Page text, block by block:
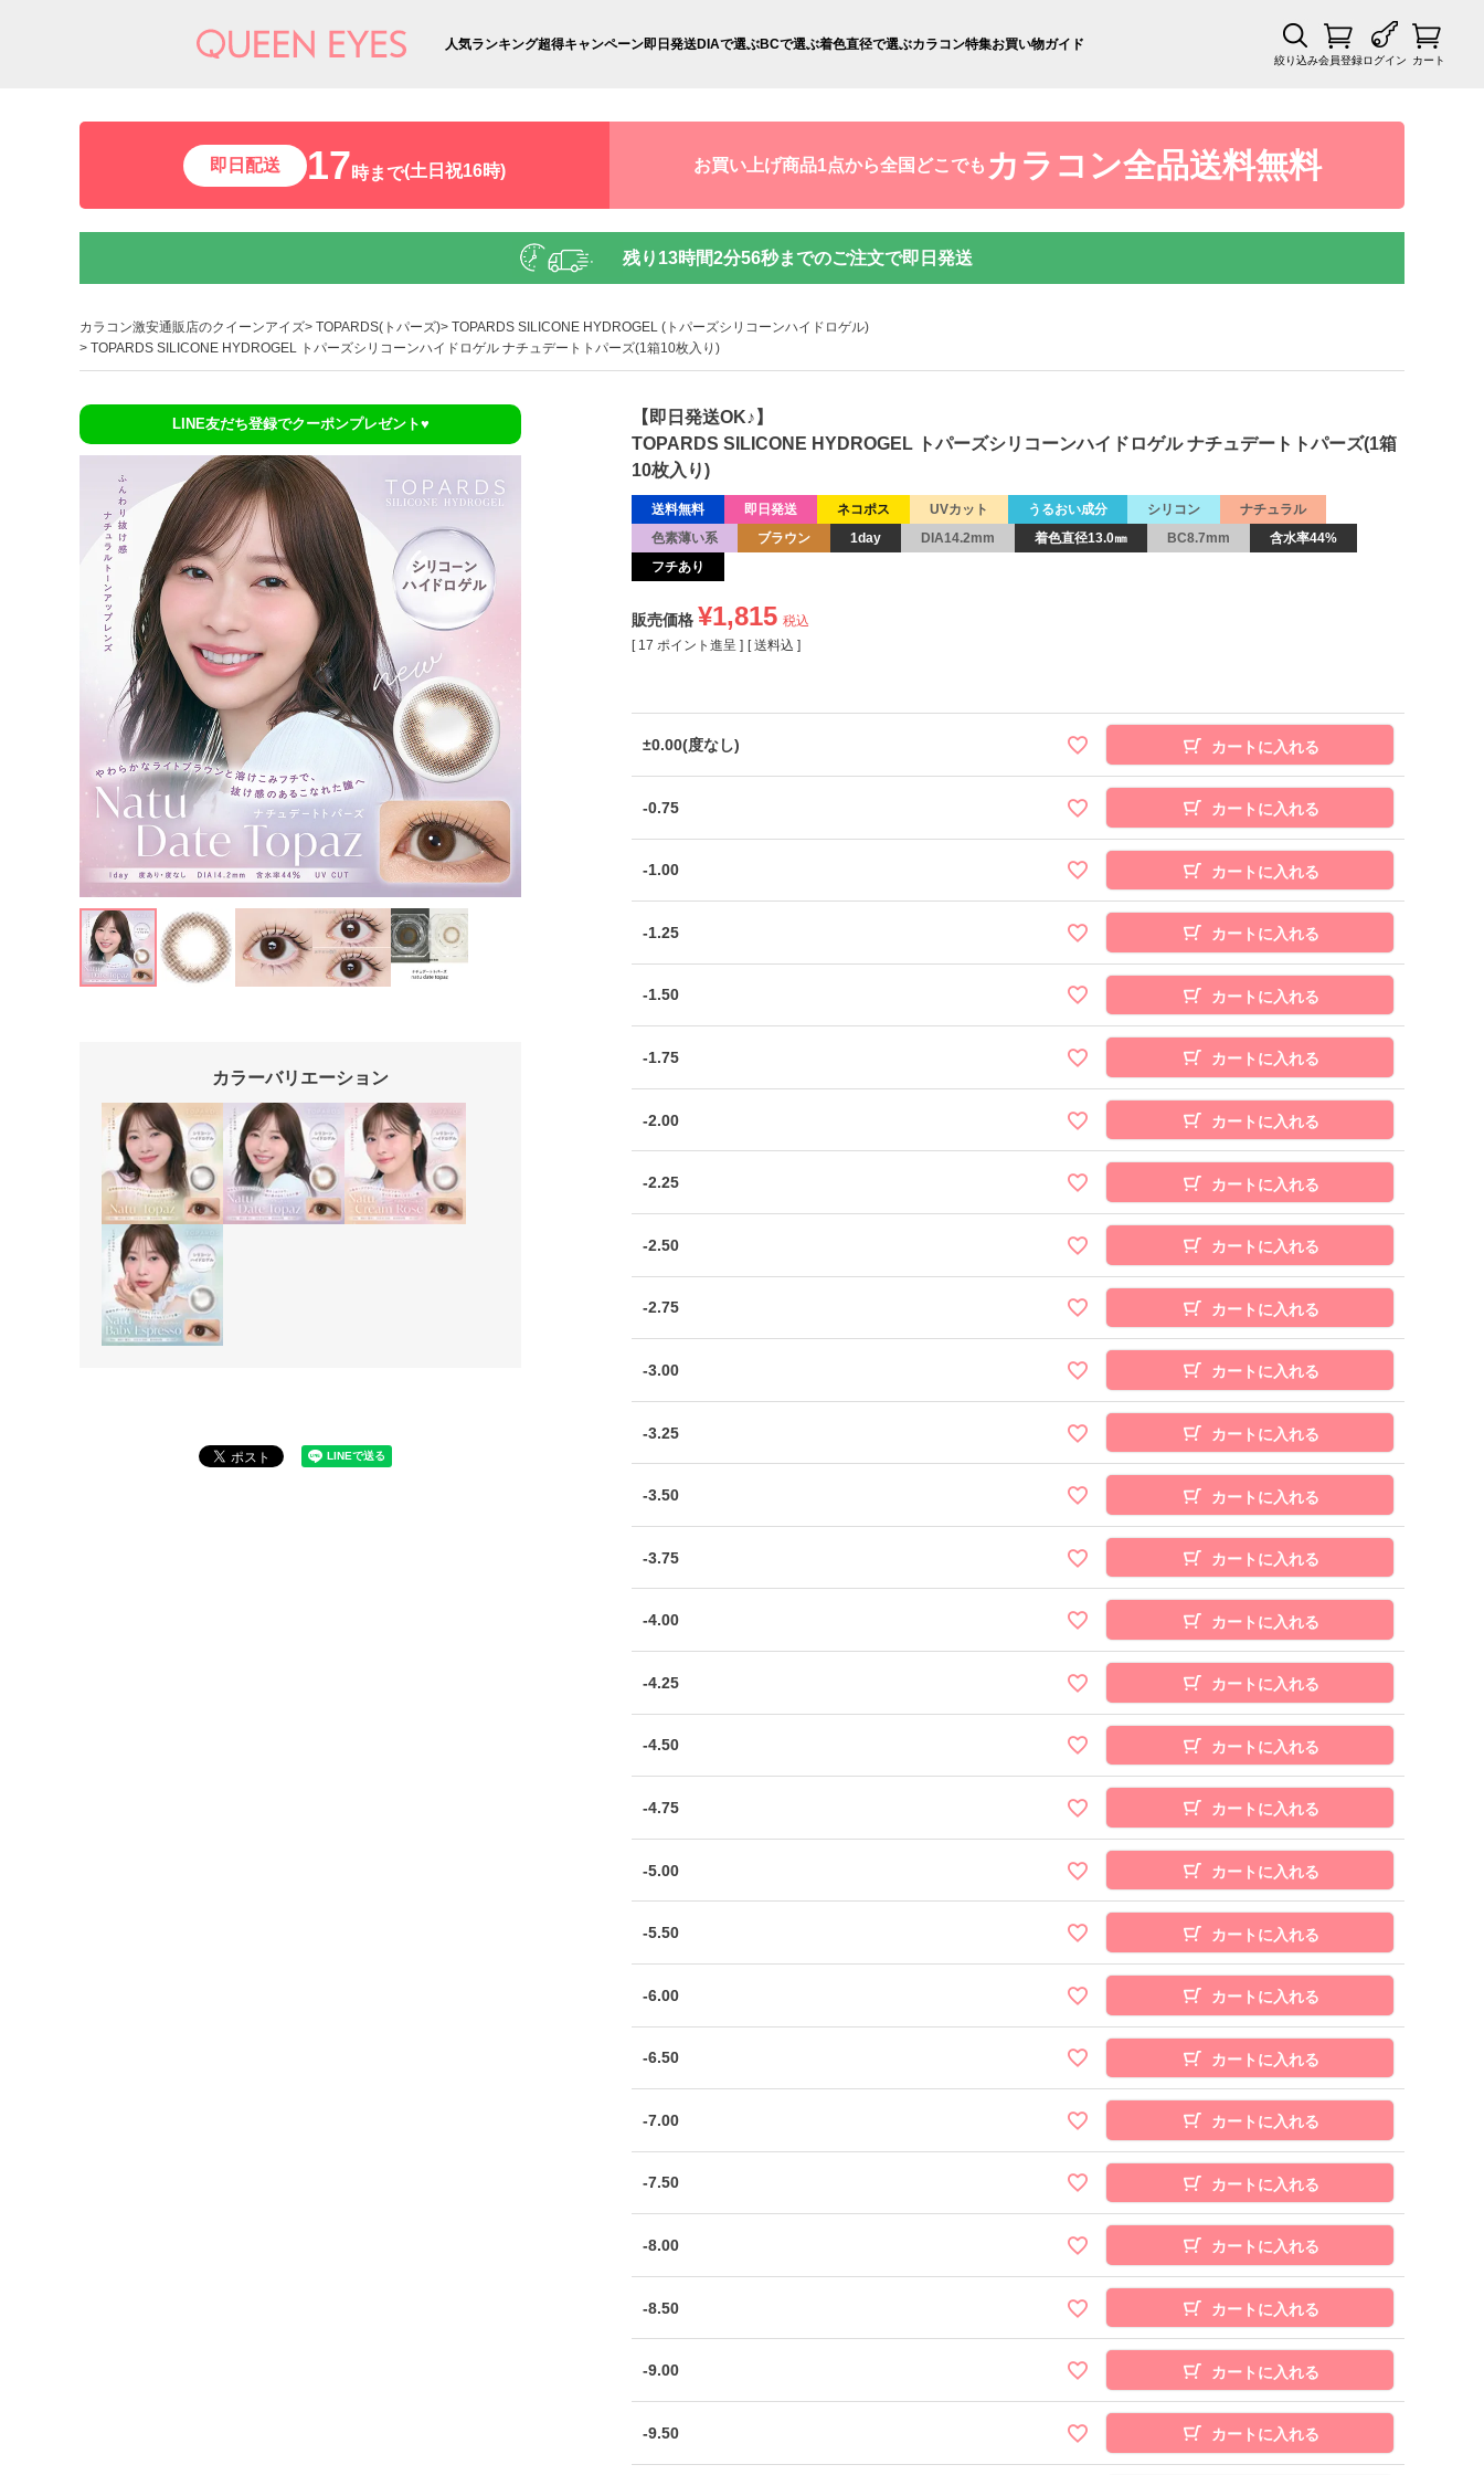
人気ランキング超得キャンペーン即日発送DIAで選ぶBCで選ぶ着色直径で選ぶカラコン特集お買い物ガイド
絞り込み会員登録ログイン カート
即日配送 17時まで(土日祝16時) お買い上げ商品1点から全国どこでも カラコン全品送料無料
残り 13時間2分55秒までのご注文で即日発送
カラコン激安通販店のクイーンアイズ TOPARDS(トパーズ)
TOPARDS SILICONE HYDROGEL (トパーズシリコーンハイドロゲル)
TOPARDS SILICONE HYDROGEL トパーズシリコーンハイドロゲル ナチュデートトパーズ(1箱10枚入り)
LINE友だち登録でクーポンプレゼント♥
カラーバリエーション
【即日発送OK♪】
TOPARDS SILICONE HYDROGEL トパーズシリコーンハイドロゲル ナチュデートトパーズ(1箱
10枚入り)
送料無料 即日発送 ネコポス UVカット うるおい成分 シリコン
ナチュラル
色素薄い系
ブラウン 1day DIA14.2mm 着色直径13.0㎜ BC8.7mm
含水率44%
フチあり
販売価格 ¥1,815 税込
[ 17 ポイント進呈 ] 送料込
±0.00(度なし) カートに入れる
-0.75 カートに入れる
-1.00 カートに入れる
-1.25 カートに入れる
-1.50 カートに入れる
-1.75 カートに入れる
-2.00 カートに入れる
-2.25 カートに入れる
-2.50 カートに入れる
-2.75 カートに入れる
-3.00 カートに入れる
-3.25 カートに入れる
-3.50 カートに入れる
-3.75 カートに入れる
-4.00 カートに入れる
-4.25 カートに入れる
-4.50 カートに入れる
-4.75 カートに入れる
-5.00 カートに入れる
-5.50 カートに入れる
-6.00 カートに入れる
-6.50 カートに入れる
-7.00 カートに入れる
-7.50 カートに入れる
-8.00 カートに入れる
-8.50 カートに入れる
-9.00 カートに入れる
-9.50 カートに入れる